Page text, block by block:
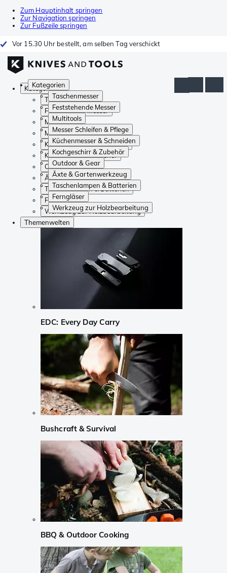
Zum Hauptinhalt springen
Zur Navigation springen
Zur Fußzeile springen
Vor 15.30 Uhr bestellt, am selben Tag verschickt
Kategorien
Taschenmesser
Feststehende Messer
Multitools
Messer Schleifen & Pflege
Küchenmesser & Schneiden
Kochgeschirr & Zubehör
Outdoor & Gear
Äxte & Gartenwerkzeug
Taschenlampen & Batterien
Ferngläser
Werkzeug zur Holzbearbeitung
Kategorien
Taschenmesser
Feststehende Messer
Multitools
Messer Schleifen & Pflege
Küchenmesser & Schneiden
Kochgeschirr & Zubehör
Outdoor & Gear
Äxte & Gartenwerkzeug
Taschenlampen & Batterien
Ferngläser
Werkzeug zur Holzbearbeitung
Themenwelten
EDC: Every Day Carry
Bushcraft & Survival
BBQ & Outdoor Cooking